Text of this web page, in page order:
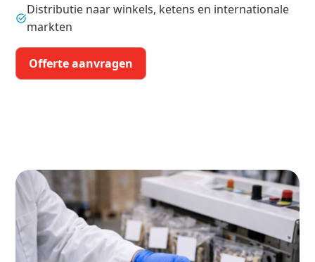
Distributie naar winkels, ketens en internationale
markten
Offerte aanvragen